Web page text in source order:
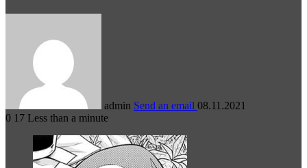
admin Send an email 08.11.2021
0 17 Less than a minute